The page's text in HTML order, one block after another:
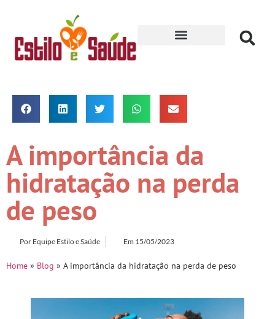
A importância da
hidratação na perda
de peso
Por Equipe Estilo e Saúde Em 15/05/2023
Home » Blog » A importância da hidratação na perda de peso